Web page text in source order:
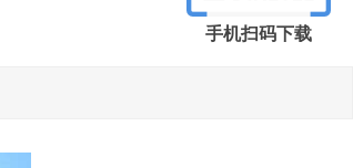
手机扫码下载